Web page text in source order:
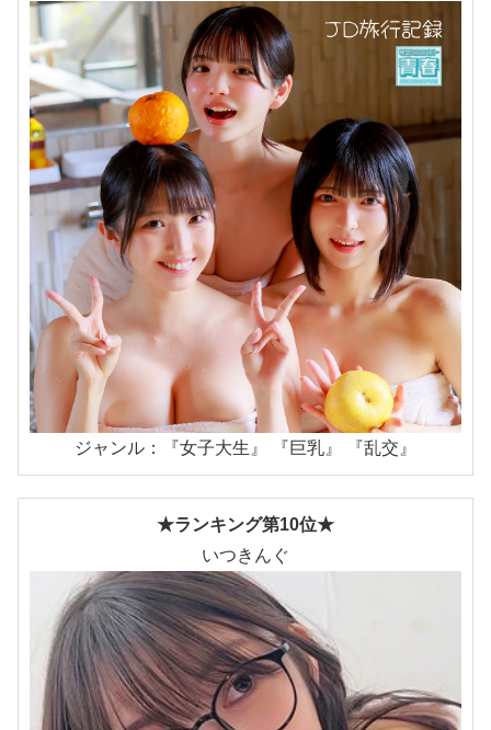
ジャンル：『女子大生』 『巨乳』 『乱交』
★ランキング第10位★
いつきんぐ